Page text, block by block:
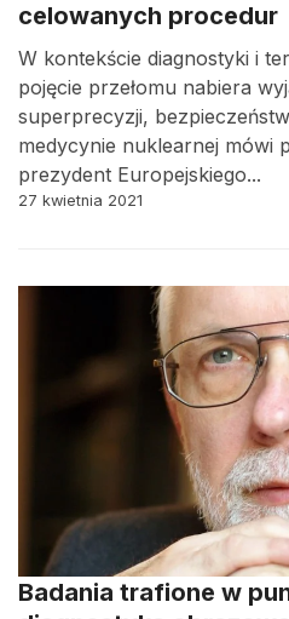
celowanych procedur
W kontekście diagnostyki i
pojęcie przełomu nabiera
superprecyzji,
medycynie nuklearnej mówi
prezydent Europejskiego...
27 kwietnia 2021
Badania trafione w